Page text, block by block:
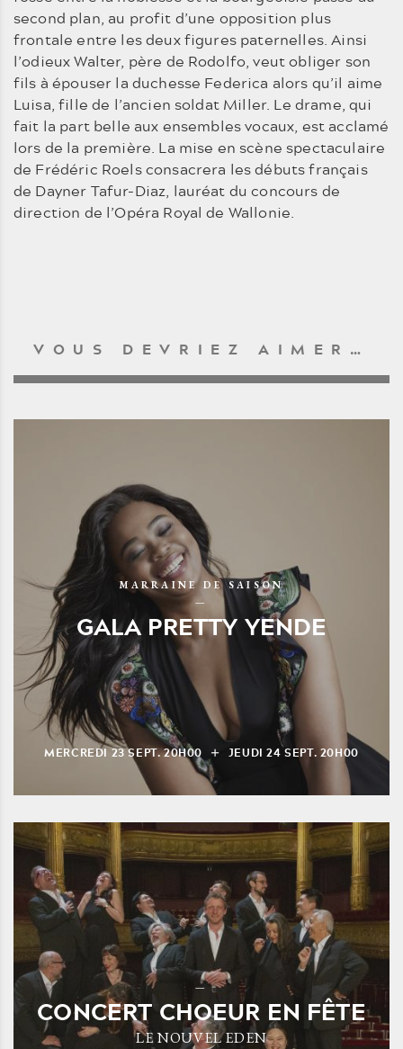
second plan, au profit d’une opposition plus
frontale entre les deux figures paternelles. Ainsi
l’odieux Walter, père de Rodolfo, veut obliger son
fils à épouser la duchesse Federica alors qu’il aime
Luisa, fille de l’ancien soldat Miller. Le drame, qui
fait la part belle aux ensembles vocaux, est acclamé
lors de la première. La mise en scène spectaculaire
de Frédéric Roels consacrera les débuts français
de Dayner Tafur-Diaz, lauréat du concours de
direction de l’Opéra Royal de Wallonie.
VOUS DEVRIEZ AIMER…
MARRAINE DE SAISON
GALA PRETTY YENDE
MERCREDI23SEPT.20H00 JEUDI24SEPT. 20H00
CONCERT CHOEUR EN FÊTE
LE NOUVEL EDEN